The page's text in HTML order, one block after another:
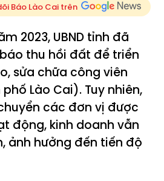
Báo Lào Cai trên
2023, UBND tỉnh đã
thu hồi đất để triển
sửa chữa công viên
Lào Cai). Tuy nhiên,
các đơn vị được
động, kinh doanh vẫn
ảnh hưởng đến tiến độ